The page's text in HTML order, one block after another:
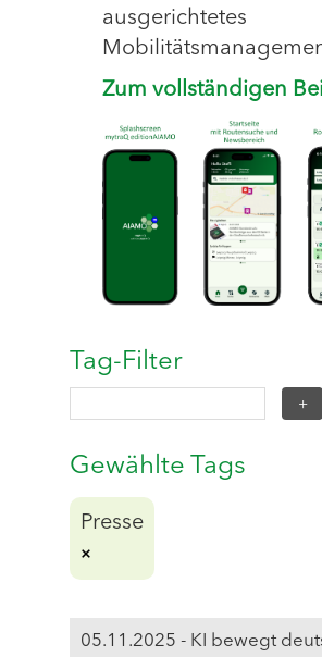
ausgerichtetes
Zum vollständigen
Tag-Filter
Gewählte Tags
Presse
05.11.2025 - KI bewegt